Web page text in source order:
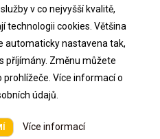
v co nejvyšší kvalitě,
technologii cookies. Většina
automaticky nastavena tak,
příjímány. Změnu můžete
Více informací o
údajů.
Více informací
EM karet s klávesnicí
Cena